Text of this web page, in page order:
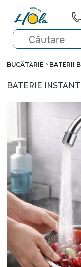
BUCĂTĂRIE BATERII
BATERIE